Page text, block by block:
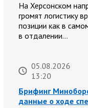
На Херсонском
громят логистику
позиции как в
в отдалении…
05.08.2026
13:20
Брифинг
данные о ходе